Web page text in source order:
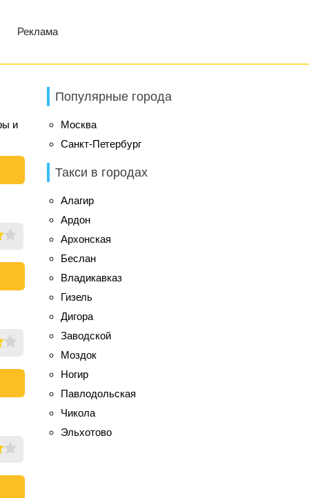
Реклама
и
Популярные города
Москва
Санкт-Петербург
Такси в городах
Алагир
Ардон
Архонская
Беслан
Владикавказ
Гизель
Дигора
Заводской
Моздок
Ногир
Павлодольская
Чикола
Эльхотово